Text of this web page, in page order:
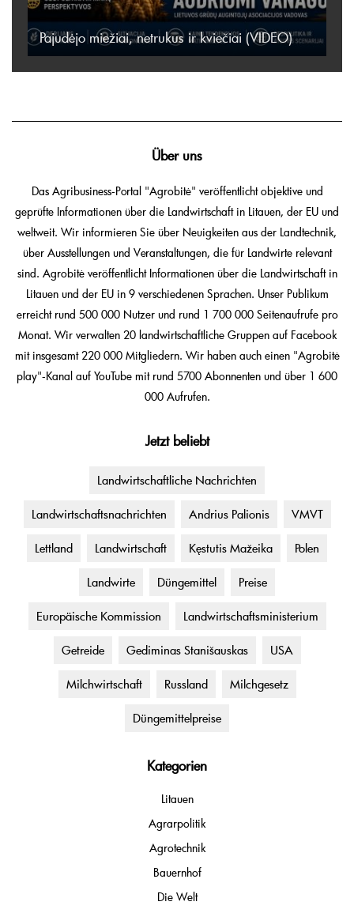
Pajudėjo miežiai, netrukus ir kviečiai (VIDEO)
Über uns
Das Agribusiness-Portal "Agrobitė" veröffentlicht objektive und
geprüfte Informationen über die Landwirtschaft in Litauen, der EU und
weltweit. Wir informieren Sie über Neuigkeiten aus der Landtechnik,
über Ausstellungen und Veranstaltungen, die für Landwirte relevant
sind. Agrobitė veröffentlicht Informationen über die Landwirtschaft in
Litauen und der EU in 9 verschiedenen Sprachen. Unser Publikum
erreicht rund 500 000 Nutzer und rund 1 700 000 Seitenaufrufe pro
Monat. Wir verwalten 20 landwirtschaftliche Gruppen auf Facebook
mit insgesamt 220 000 Mitgliedern. Wir haben auch einen "Agrobitė
play"-Kanal auf YouTube mit rund 5700 Abonnenten und über 1 600
000 Aufrufen.
Jetzt beliebt
Landwirtschaftliche Nachrichten
Landwirtschaftsnachrichten Andrius Palionis VMVT
Lettland Landwirtschaft Kęstutis Mažeika Polen
Landwirte Düngemittel Preise
Europäische Kommission Landwirtschaftsministerium
Getreide Gediminas Stanišauskas USA
Milchwirtschaft Russland Milchgesetz
Düngemittelpreise
Kategorien
Litauen
Agrarpolitik
Agrotechnik
Bauernhof
Die Welt